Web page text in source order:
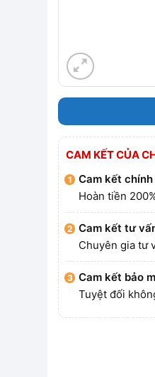
CAM KẾT CỦA
Cam kết
Hoàn tiền
Cam kết tư
Chuyên gia tư
Cam kết bảo
Tuyệt đối